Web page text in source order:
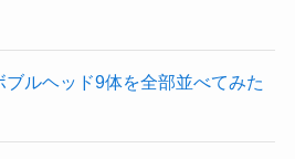
ブルヘッド9体を全部並べてみた